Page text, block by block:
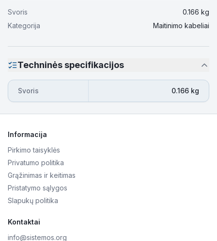
Svoris 0.166 kg
Kategorija
Maitinimo kabeliai
Techninės specifikacijos
Svoris 0.166 kg
Informacija
Pirkimo taisyklės
Privatumo politika
Grąžinimas ir keitimas
Pristatymo sąlygos
Slapukų politika
Kontaktai
info@sistemos.org